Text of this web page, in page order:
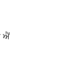
ਐਂ